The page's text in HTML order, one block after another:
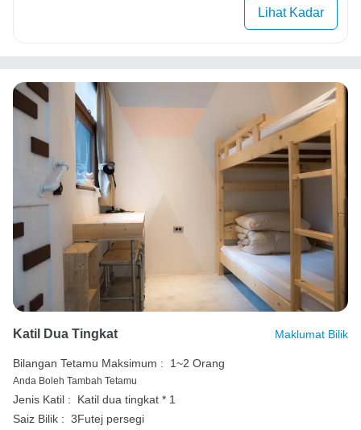
Lihat Kadar
Katil Dua Tingkat Maklumat Bilik
Bilangan Tetamu Maksimum : 1~2 Orang
Anda Boleh Tambah Tetamu
Jenis Katil :
Katil dua tingkat * 1
Saiz Bilik : 3Futej persegi